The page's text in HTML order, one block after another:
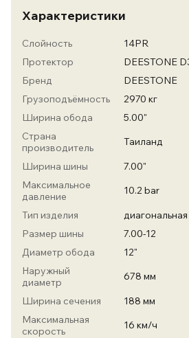
Характеристики
Слойность
14PR
Протектор
DEESTONE
Бренд
DEESTONE
Грузоподъёмность
2970 кг
Ширина обода
5.00"
Страна
производитель
Таиланд
Ширина шины
7.00"
Максимальное
давление
10.2 bar
Тип изделия
диагональная
Размер шины
7.00-12
Диаметр обода
12"
Наружный
диаметр
678 мм
Ширина сечения
188 мм
Максимальная
скорость
16 км/ч